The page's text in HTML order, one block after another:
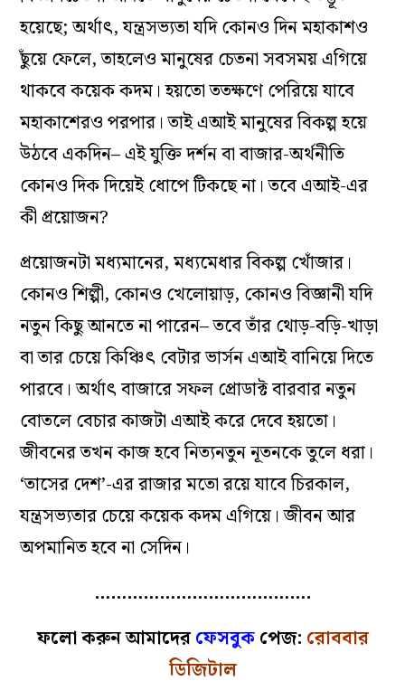
হয়েছে; অর্থাৎ, যন্ত্রসভ্যতা যদি কোনও দিন মহাকাশও
ছুঁয়ে ফেলে, তাহলেও মানুষের চেতনা সবসময় এগিয়ে
থাকবে কয়েক কদম। হয়তো ততক্ষণে পেরিয়ে যাবে
মহাকাশেরও পরপার। তাই এআই মানুষের বিকল্প হয়ে
উঠবে একদিন– এই যুক্তি দর্শন বা বাজার-অর্থনীতি
কোনও দিক দিয়েই ধোপে টিকছে না। তবে এআই-এর
কী প্রয়োজন?
প্রয়োজনটা মধ্যমানের, মধ‍্যমেধার বিকল্প খোঁজার।
কোনও শিল্পী, কোনও খেলোয়াড়, কোনও বিজ্ঞানী যদি
নতুন কিছু আনতে না পারেন– তবে তাঁর থোড়-বড়ি-খাড়া
বা তার চেয়ে কিঞ্চিৎ বেটার ভার্সন এআই বানিয়ে দিতে
পারবে। অর্থাৎ বাজারে সফল প্রোডাক্ট বারবার নতুন
বোতলে বেচার কাজটা এআই করে দেবে হয়তো।
জীবনের তখন কাজ হবে নিত্যনতুন নূতনকে তুলে ধরা।
‘তাসের দেশ’-এর রাজার মতো রয়ে যাবে চিরকাল,
যন্ত্রসভ্যতার চেয়ে কয়েক কদম এগিয়ে। জীবন আর
অপমানিত হবে না সেদিন।
………………………………….
ফলো করুন আমাদেরফেসবুকপেজ: রোববার
ডিজিটাল